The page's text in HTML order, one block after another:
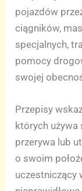
pojazdów
ciągników,
specjalnych,
pomocy
swojej
Przepisy
których używa
przerywa lub
o swoim
uczestniczący